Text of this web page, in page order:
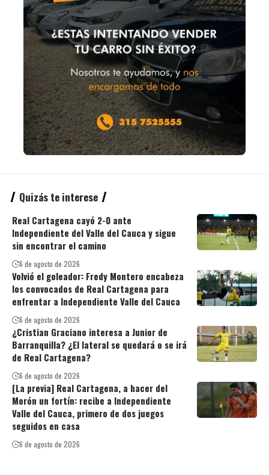
Quizás te interese
Real Cartagena cayó 2-0 ante
Independiente del Valle del Cauca y sigue
sin encontrar el camino
6 de agosto de 2026
Volvió el goleador: Fredy Montero encabeza
los convocados de Real Cartagena para
enfrentar a Independiente Valle del Cauca
6 de agosto de 2026
¿Cristian Graciano interesa a Junior de
Barranquilla? ¿El lateral se quedará o se irá
de Real Cartagena?
6 de agosto de 2026
[La previa] Real Cartagena, a hacer del
Morón un fortín: recibe a Independiente
Valle del Cauca, primero de dos juegos
seguidos en casa
6 de agosto de 2026